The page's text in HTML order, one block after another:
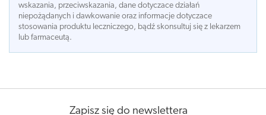
wskazania, przeciwskazania, dane dotyczace działań
niepożądanych i dawkowanie oraz informacje dotyczace
stosowania produktu leczniczego, bądź skonsultuj się z lekarzem
lub farmaceutą.
Zapisz się do newslettera